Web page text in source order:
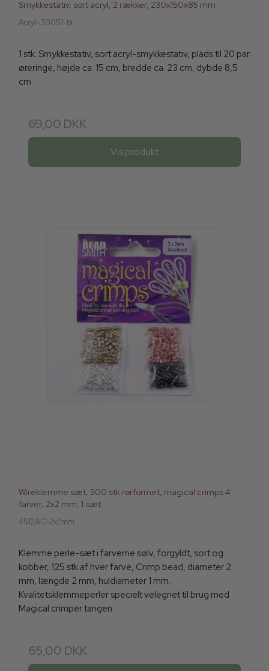
Smykkestativ, sort acryl, 2 rækker, 230x150x85 mm
Acryl-30051-bl
1 stk. Smykkestativ, sort acryl-smykkestativ, plads til 20 par
øreringe, højde ca. 15 cm, bredde ca. 23 cm, dybde 8,5
cm
69,00 DKK
Vis produkt
Wireklemme sæt, 500 stk rørformet, magical crimps 4
farver, 2x2 mm, 1 sæt
4512AC-2x2mm
Klemme perle-sæt i farverne sølv, forgyldt, sort og
kobber, 125 stk af hver farve, Crimp bead, diameter 2
mm, længde 2 mm, huldiameter 1 mm.
Kvalitetsklemmeperler specielt velegnet til brug med
Magical crimper tangen.
65,00 DKK